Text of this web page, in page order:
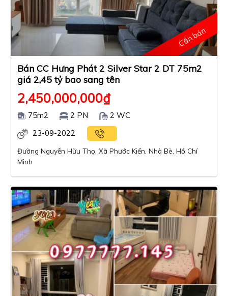
Cần bán
Bán CC Hưng Phát 2 Silver Star 2 DT 75m2
giá 2,45 tỷ bao sang tên
2,450,000,000₫
75m2 2 PN
2 WC
23-09-2022
Đường Nguyễn Hữu Thọ, Xã Phước Kiển, Nhà Bè, Hồ Chí
Minh